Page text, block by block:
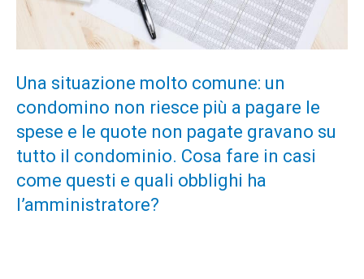
Una situazione molto comune: un
condomino non riesce più a pagare le
spese e le quote non pagate gravano su
tutto il condominio. Cosa fare in casi
come questi e quali obblighi ha
l’amministratore?